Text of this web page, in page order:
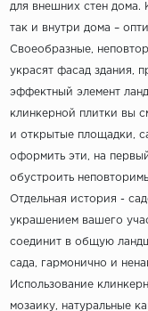
для внешних стен дома.
так и внутри дома –
Своеобразные,
украсят фасад здания,
эффектный элемент
клинкерной плитки вы
и открытые площадки,
оформить эти, на
обустроить
Отдельная история -
украшением вашего
соединит в общую
сада, гармонично и
Использование
мозаику, натуральные